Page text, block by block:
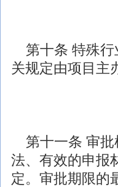
第十条 特殊行
关规定由项目主
第十一条 审批
法、有效的申报
定。审批期限的